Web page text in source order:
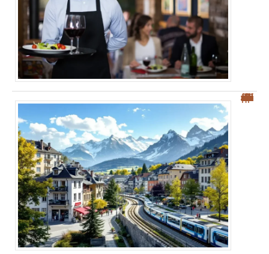
“Top 5 des villes frontières suisses pour une meilleure qualité de vie”